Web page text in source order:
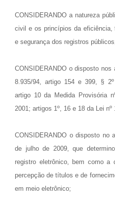
CONSIDERANDO a natureza
civil e os princípios da eficiência,
e segurança dos registros
CONSIDERANDO o disposto
8.935/94, artigo 154 e 399, §
artigo 10 da Medida Provisória
2001; artigos 1º, 16 e 18 da Lei nº
CONSIDERANDO o disposto no
de julho de 2009, que
registro eletrônico, bem como a
percepção de títulos e de
em meio eletrônico;